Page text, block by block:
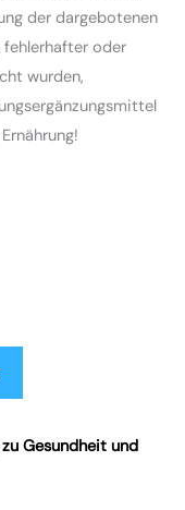
der dargebotenen
oder
wurden,
Gesundheit und